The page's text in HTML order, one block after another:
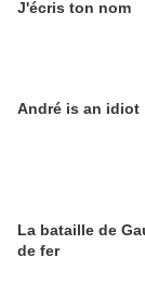
J'écris ton nom
André is an idiot
La bataille de
de fer